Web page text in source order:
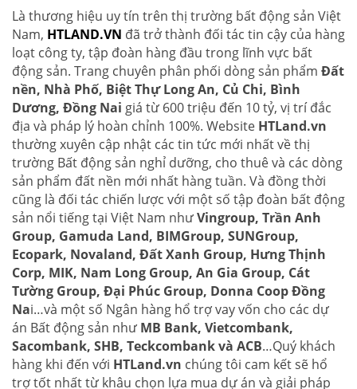
Là thương hiệu uy tín trên thị trường bất động sản Việt
Nam, HTLAND.VN đã trở thành đối tác tin cậy của hàng
loạt công ty, tập đoàn hàng đầu trong lĩnh vực bất
động sản. Trang chuyên phân phối dòng sản phẩm Đất
nền, Nhà Phố, Biệt Thự Long An, Củ Chi, Bình
Dương, Đồng Nai giá từ 600 triệu đến 10 tỷ, vị trí đắc
địa và pháp lý hoàn chỉnh 100%. Website HTLand.vn
thường xuyên cập nhật các tin tức mới nhất về thị
trường Bất động sản nghỉ dưỡng, cho thuê và các dòng
sản phẩm đất nền mới nhất hàng tuần. Và đồng thời
cũng là đối tác chiến lược với một số tập đoàn bất động
sản nổi tiếng tại Việt Nam nhưVingroup, Trần Anh
Group, Gamuda Land, BIMGroup, SUNGroup,
Ecopark, Novaland, Đất Xanh Group, Hưng Thịnh
Corp, MIK, Nam Long Group, An Gia Group, Cát
Tường Group, Đại Phúc Group, Donna Coop Đồng
Nai…và một số Ngân hàng hổ trợ vay vốn cho các dự
án Bất động sản như MB Bank, Vietcombank,
Sacombank, SHB, Teckcombank và ACB…Quý khách
hàng khi đến với HTLand.vn chúng tôi cam kết sẽ hổ
trợ tốt nhất từ khâu chọn lựa mua dự án và giải pháp